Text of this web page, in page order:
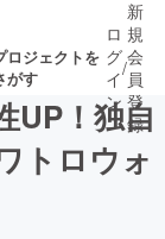
ロジェクトを
がす
いプ
ロ
グ
イ
ン
/
新
規
会
員
登
録
UP！独自
トロウォ